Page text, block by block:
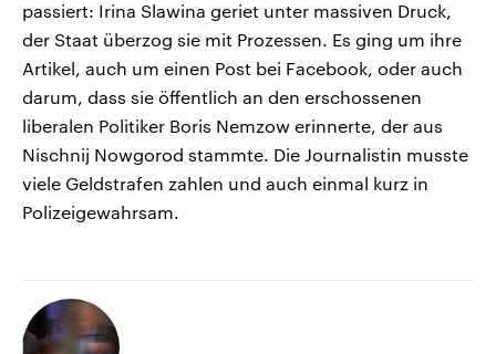
passiert: Irina Slawina geriet unter massiven Druck,
der Staat überzog sie mit Prozessen. Es ging um ihre
Artikel, auch um einen Post bei Facebook, oder auch
darum, dass sie öffentlich an den erschossenen
liberalen Politiker Boris Nemzow erinnerte, der aus
Nischnij Nowgorod stammte. Die Journalistin musste
viele Geldstrafen zahlen und auch einmal kurz in
Polizeigewahrsam.